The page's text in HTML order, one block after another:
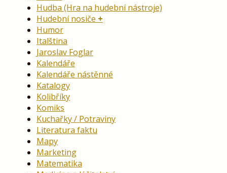
Hudba (Hra na hudební nástroje)
Hudební nosiče
Humor
Italština
Jaroslav Foglar
Kalendáře
Kalendáře nástěnné
Katalogy
Kolibříky
Komiks
Kuchařky / Potraviny
Literatura faktu
Mapy
Marketing
Matematika